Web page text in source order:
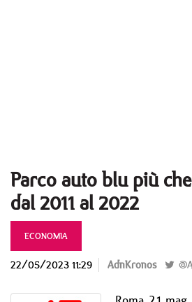
Parco auto blu più
dal 2011 al 2022
ECONOMIA
22/05/2023 11:29 AdnKronos